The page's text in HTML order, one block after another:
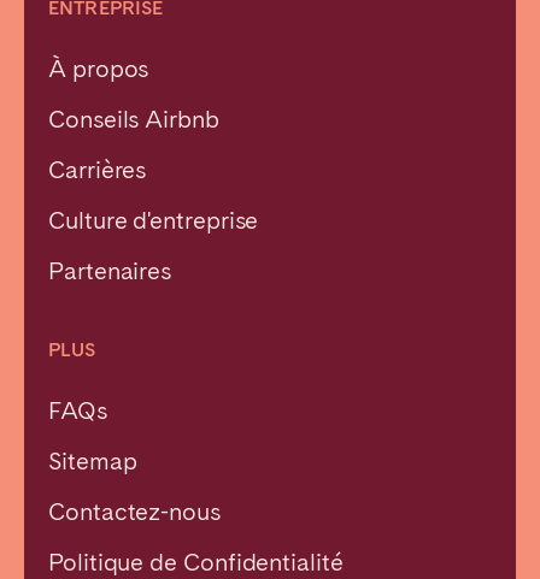
ENTREPRISE
À propos
Conseils Airbnb
Carrières
Culture d'entreprise
Partenaires
PLUS
FAQs
Sitemap
Contactez-nous
Politique de Confidentialité